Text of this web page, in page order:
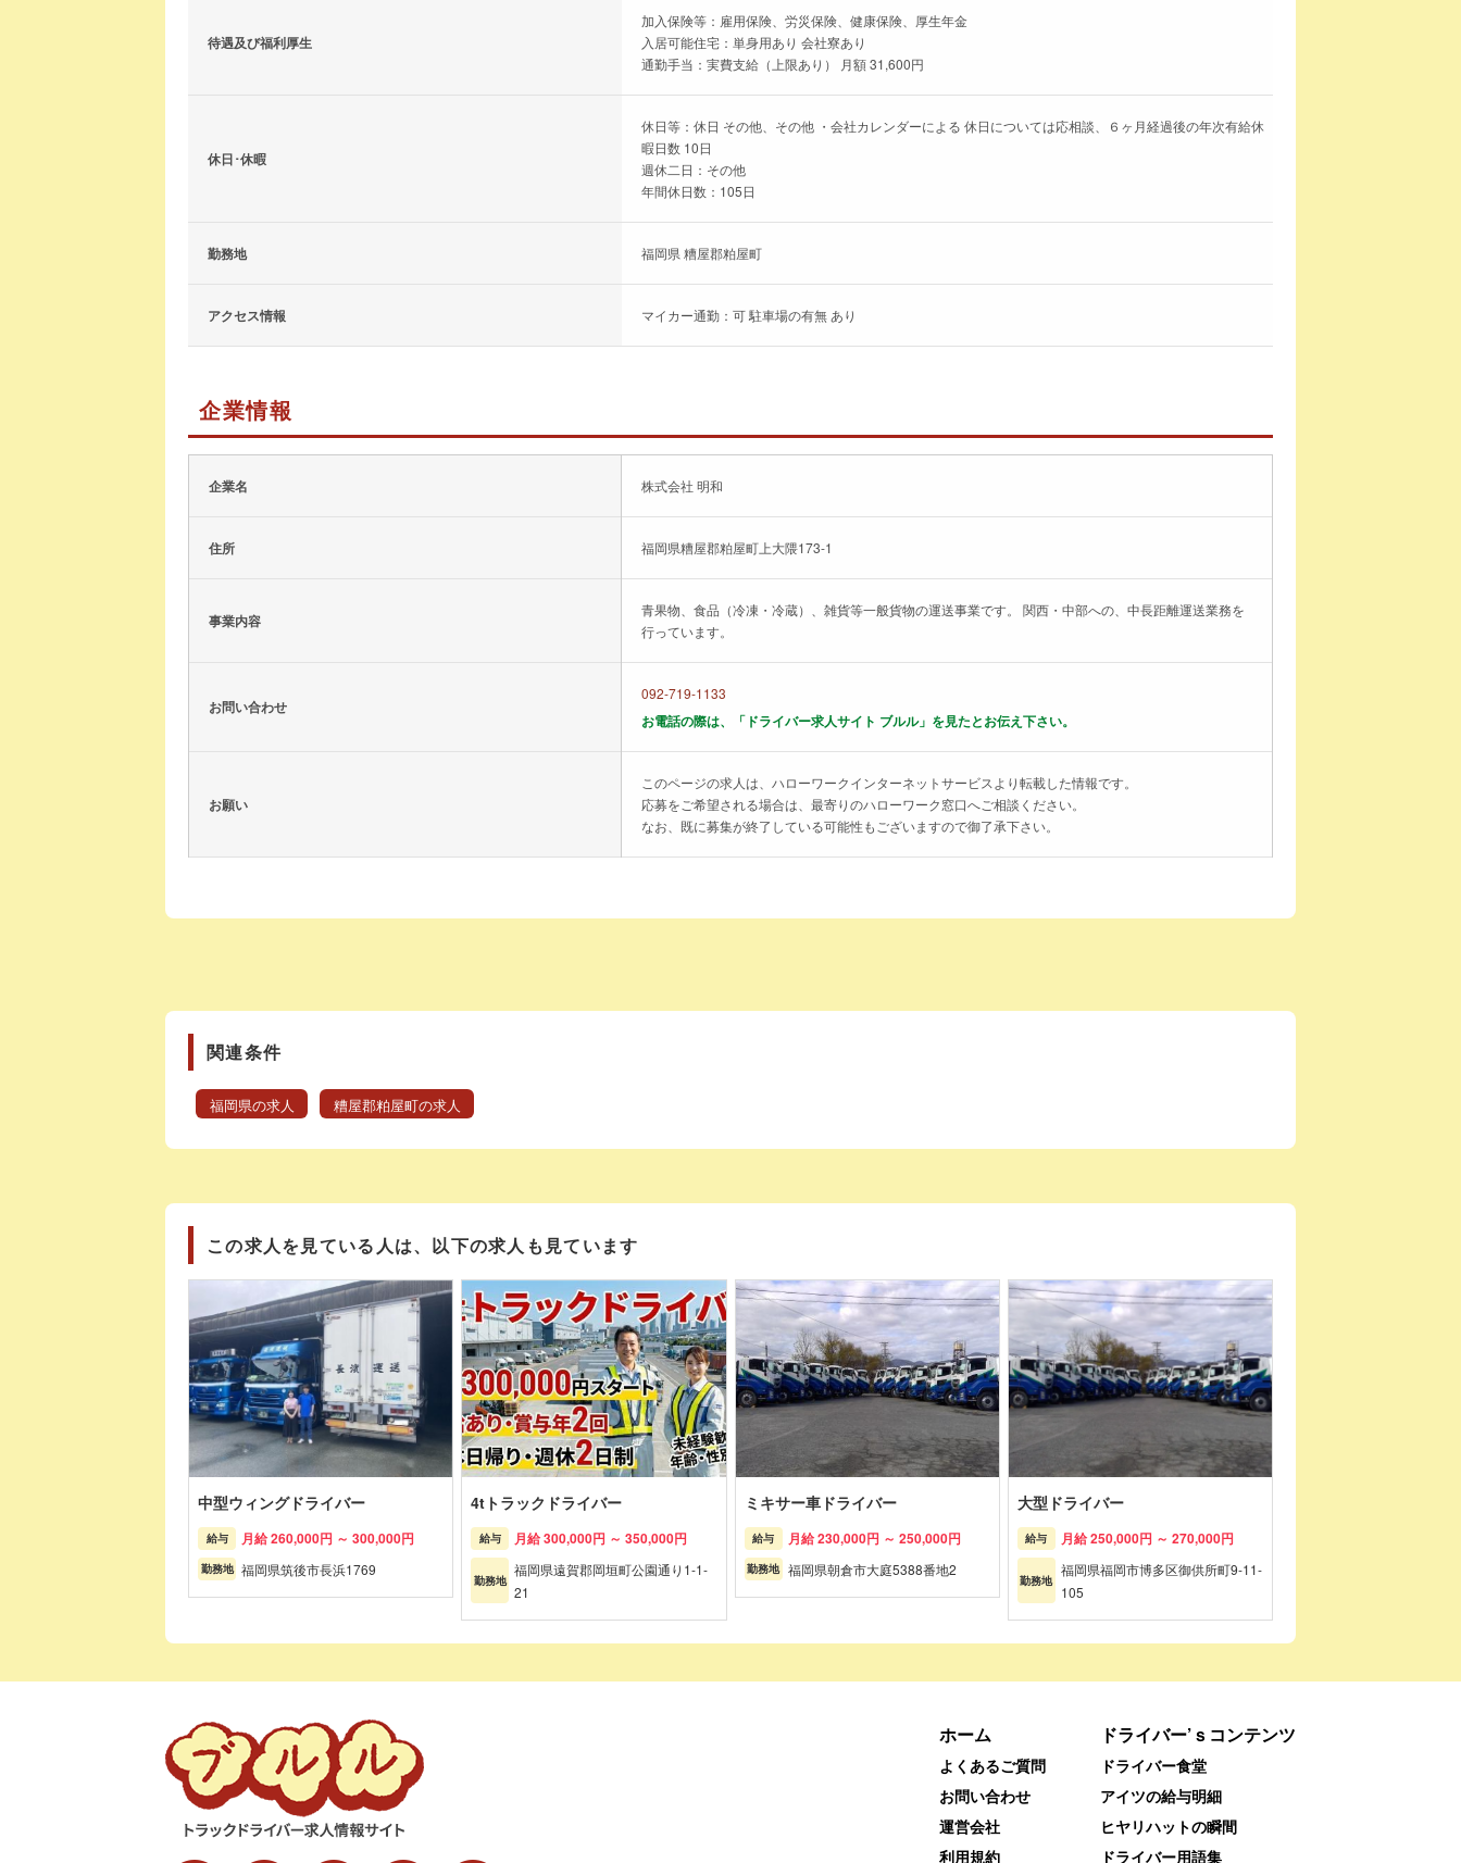
待遇及び福利厚生
加入保険等：雇用保険、労災保険、健康保険、厚生年金
入居可能住宅：単身用あり 会社寮あり
通勤手当：実費支給（上限あり） 月額 31,600円
休日･休暇
休日等：休日 その他、その他 ・会社カレンダーによる 休日については応相談、６ヶ月経過後の年次有給休
暇日数 10日
週休二日：その他
年間休日数：105日
勤務地 福岡県 糟屋郡粕屋町
アクセス情報 マイカー通勤：可 駐車場の有無 あり
企業情報
企業名 株式会社 明和
住所 福岡県糟屋郡粕屋町上大隈173-1
事業内容
青果物、食品（冷凍・冷蔵）、雑貨等一般貨物の運送事業です。 関西・中部への、中長距離運送業務を
行っています。
お問い合わせ
092-719-1133
お電話の際は、「ドライバー求人サイト ブルル」を見たとお伝え下さい。
お願い
このページの求人は、ハローワークインターネットサービスより転載した情報です。
応募をご希望される場合は、最寄りのハローワーク窓口へご相談ください。
なお、既に募集が終了している可能性もございますので御了承下さい。
関連条件
福岡県の求人 糟屋郡粕屋町の求人
この求人を見ている人は、以下の求人も見ています
中型ウィングドライバー
給与 月給 260,000円 ～ 300,000円
勤務地 福岡県筑後市長浜1769
4tトラックドライバー
給与 月給 300,000円 ～ 350,000円
勤務地
福岡県遠賀郡岡垣町公園通り1-1-
21
ミキサー車ドライバー
給与 月給 230,000円 ～ 250,000円
勤務地 福岡県朝倉市大庭5388番地2
大型ドライバー
給与 月給 250,000円 ～ 270,000円
勤務地
福岡県福岡市博多区御供所町9-11-
105
ホーム
よくあるご質問
お問い合わせ
運営会社
利用規約
ドライバー’ｓコンテンツ
ドライバー食堂
アイツの給与明細
ヒヤリハットの瞬間
ドライバー用語集